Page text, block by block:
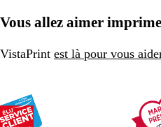
Vous allez aimer
VistaPrint est là pour vous